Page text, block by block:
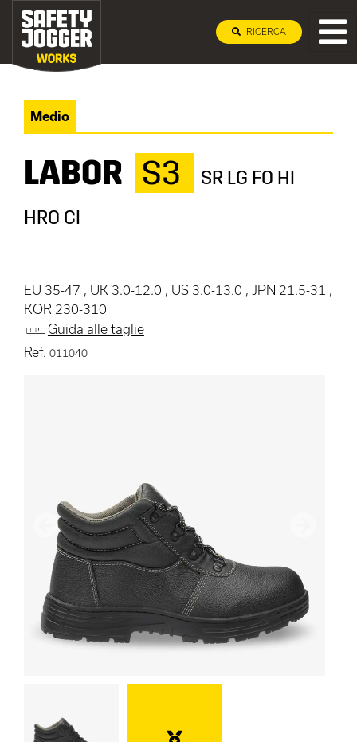
RICERCA
Medio
LABOR S3
SR LG FO HI
HRO CI
EU 35-47 , UK 3.0-12.0 , US 3.0-13.0 , JPN 21.5-31 ,
KOR 230-310
Guida alle taglie
Ref. 011040
Precedente